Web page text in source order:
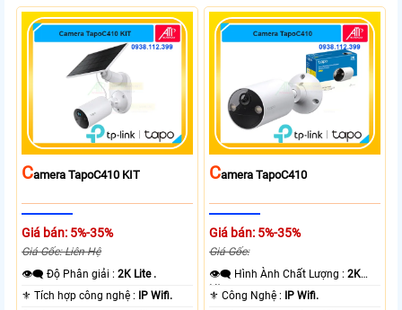
CAmera TapoC410 KIT
Giá bán: 5%-35%
Giá Gốc: Liên Hệ
👁️‍🗨 Độ Phân giải :2K Lite .
⚜️ Tích hợp công nghệ :
IP Wifi.
CAmera TapoC410
Giá bán: 5%-35%
Giá Gốc:
👁️‍🗨 Hình Ành Chất Lượng :2K
Lite .
⚜️ Công Nghệ :
IP Wifi.